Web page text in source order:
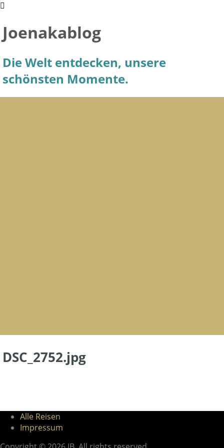
Joenakablog
Die Welt entdecken, unsere
schönsten Momente.
DSC_2752.jpg
Alle Reisen
Impressum